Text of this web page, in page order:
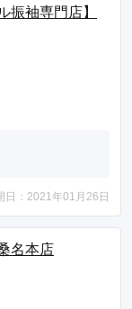
振袖専門店】
日：2021年01月26日
名本店